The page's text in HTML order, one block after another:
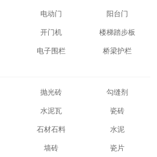
电动门 阳台门
开门机 楼梯踏步板
电子围栏 桥梁护栏
抛光砖 勾缝剂
水泥瓦 瓷砖
石材石料 水泥
墙砖 瓷片